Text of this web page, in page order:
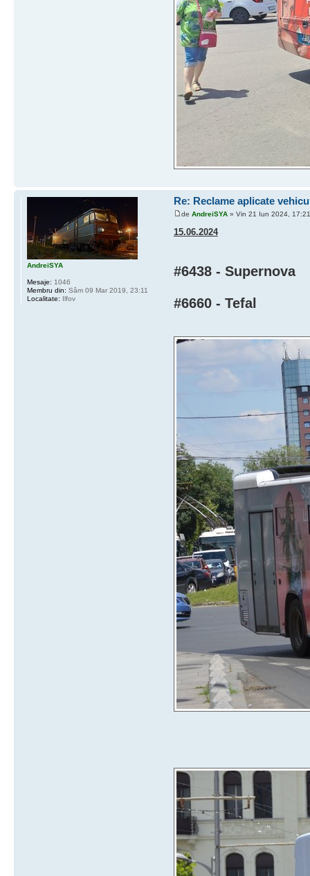
Re: Reclame aplicate
de AndreiSYA» Vin 21 Iun 2024, 17:21
15.06.2024
#6438 - Supernova
#6660 - Tefal
AndreiSYA
Mesaje: 1046
Membru din: Sâm 09 Mar 2019, 23:11
Localitate: Ilfov